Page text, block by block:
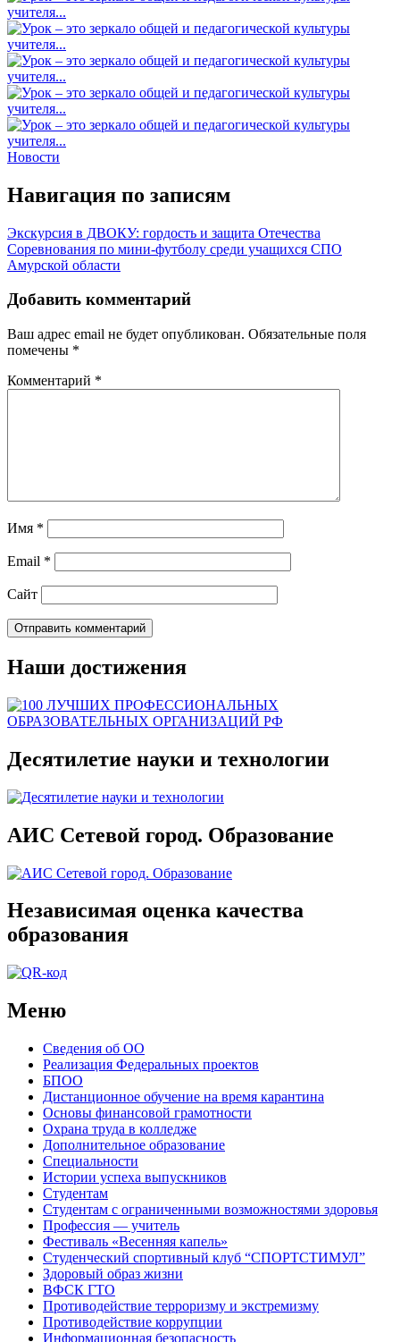
Новости
Навигация по записям
Экскурсия в ДВОКУ: гордость и защита Отечества
Соревнования по мини-футболу среди учащихся СПО
Амурской области
Добавить комментарий
Ваш адрес email не будет опубликован. Обязательные поля
помечены *
Комментарий *
Имя *
Email *
Сайт
Наши достижения
Десятилетие науки и технологии
АИС Сетевой город. Образование
Независимая оценка качества
образования
Меню
Сведения об ОО
Реализация Федеральных проектов
БПОО
Дистанционное обучение на время карантина
Основы финансовой грамотности
Охрана труда в колледже
Дополнительное образование
Специальности
Истории успеха выпускников
Студентам
Студентам с ограниченными возможностями здоровья
Профессия — учитель
Фестиваль «Весенняя капель»
Студенческий спортивный клуб “СПОРТСТИМУЛ”
Здоровый образ жизни
ВФСК ГТО
Противодействие терроризму и экстремизму
Противодействие коррупции
Информационная безопасность